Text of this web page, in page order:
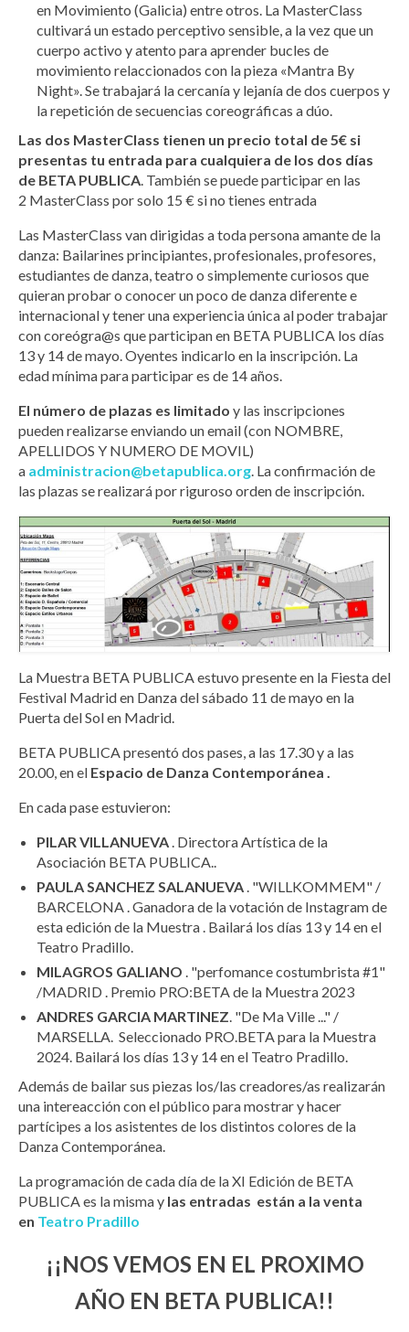
en Movimiento (Galicia) entre otros. La MasterClass
cultivará un estado perceptivo sensible, a la vez que un
cuerpo activo y atento para aprender bucles de
movimiento relaccionados con la pieza «Mantra By
Night». Se trabajará la cercanía y lejanía de dos cuerpos y
la repetición de secuencias coreográficas a dúo.
Las dos MasterClass tienen un precio total de 5€ si
presentas tu entrada para cualquiera de los dos días
de BETA PUBLICA. También se puede participar en las
2 MasterClass por solo 15 € si no tienes entrada
Las MasterClass van dirigidas a toda persona amante de la
danza: Bailarines principiantes, profesionales, profesores,
estudiantes de danza, teatro o simplemente curiosos que
quieran probar o conocer un poco de danza diferente e
internacional y tener una experiencia única al poder trabajar
con coreógra@s que participan en BETA PUBLICA los días
13 y 14 de mayo. Oyentes indicarlo en la inscripción. La
edad mínima para participar es de 14 años.
El número de plazas es limitado y las inscripciones
pueden realizarse enviando un email (con NOMBRE,
APELLIDOS Y NUMERO DE MOVIL)
a administracion@betapublica.org. La confirmación de
las plazas se realizará por riguroso orden de inscripción.
La Muestra BETA PUBLICA estuvo presente en la Fiesta del
Festival Madrid en Danza del sábado 11 de mayo en la
Puerta del Sol en Madrid.
BETA PUBLICA presentó dos pases, a las 17.30 y a las
20.00, en el Espacio de Danza Contemporánea .
En cada pase estuvieron:
PILAR VILLANUEVA . Directora Artística de la
Asociación BETA PUBLICA..
PAULA SANCHEZ SALANUEVA . "WILLKOMMEM" /
BARCELONA . Ganadora de la votación de Instagram de
esta edición de la Muestra . Bailará los días 13 y 14 en el
Teatro Pradillo.
MILAGROS GALIANO . "perfomance costumbrista #1"
/MADRID . Premio PRO:BETA de la Muestra 2023
ANDRES GARCIA MARTINEZ. "De Ma Ville ..." /
MARSELLA. Seleccionado PRO.BETA para la Muestra
2024. Bailará los días 13 y 14 en el Teatro Pradillo.
Además de bailar sus piezas los/las creadores/as realizarán
una intereacción con el público para mostrar y hacer
partícipes a los asistentes de los distintos colores de la
Danza Contemporánea.
La programación de cada día de la XI Edición de BETA
PUBLICA es la misma y las entradas están a la venta
en Teatro Pradillo
¡¡NOS VEMOS EN EL PROXIMO
AÑO EN BETA PUBLICA!!